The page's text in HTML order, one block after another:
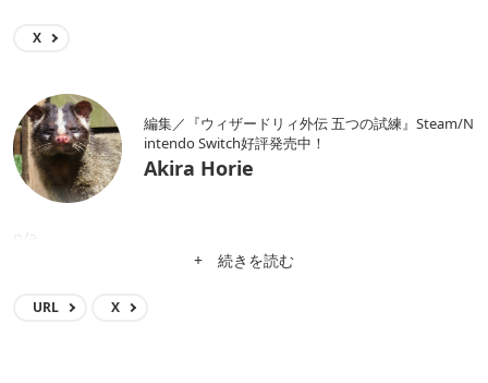
X
編集／『ウィザードリィ外伝 五つの試練』Steam/N
intendo Switch好評発売中！
Akira Horie
n/a
+ 続きを読む
URL X